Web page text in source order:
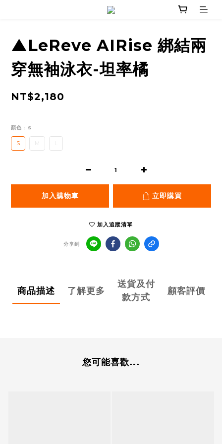
▲LeReve AIRise 綁結兩
穿無袖泳衣-坦率橘
NT$2,180
顏色 : S
S M
加入購物車 立即購買
加入追蹤清單
分享到
商品描述 了解更多
送貨及付
款方式
顧客評價
您可能喜歡...